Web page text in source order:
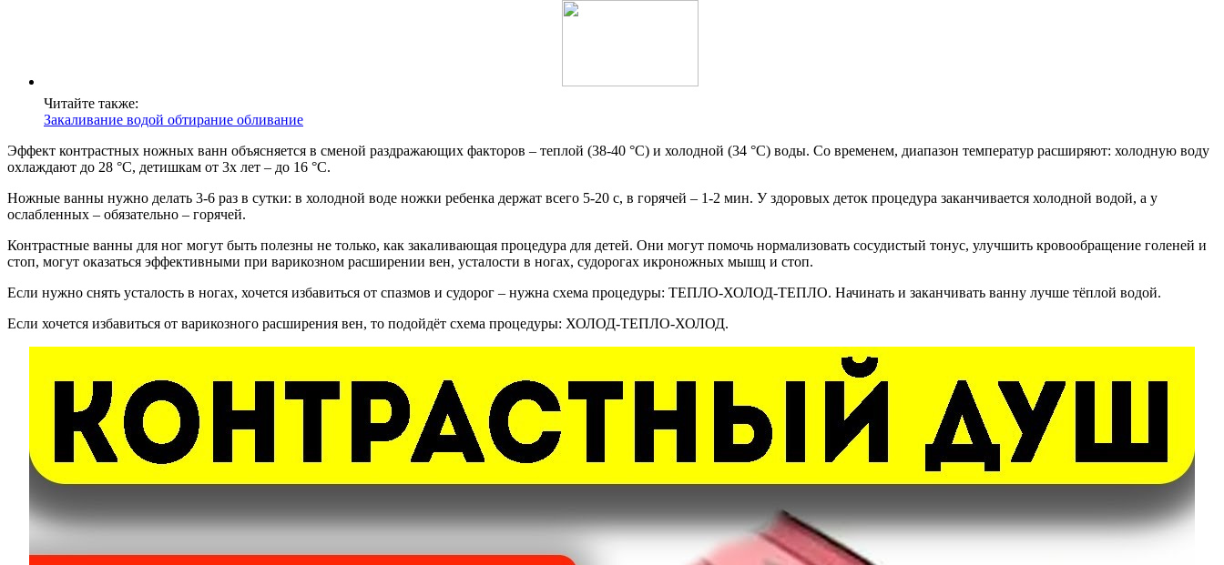
Читайте также:
Закаливание водой обтирание обливание
Эффект контрастных ножных ванн объясняется в сменой раздражающих факторов – теплой (38-40 °С) и холодной (34 °С) воды. Со временем, диапазон температур расширяют: холодную воду
охлаждают до 28 °С, детишкам от 3х лет – до 16 °С.
Ножные ванны нужно делать 3-6 раз в сутки: в холодной воде ножки ребенка держат всего 5-20 с, в горячей – 1-2 мин. У здоровых деток процедура заканчивается холодной водой, а у
ослабленных – обязательно – горячей.
Контрастные ванны для ног могут быть полезны не только, как закаливающая процедура для детей. Они могут помочь нормализовать сосудистый тонус, улучшить кровообращение голеней и
стоп, могут оказаться эффективными при варикозном расширении вен, усталости в ногах, судорогах икроножных мышц и стоп.
Если нужно снять усталость в ногах, хочется избавиться от спазмов и судорог – нужна схема процедуры: ТЕПЛО-ХОЛОД-ТЕПЛО. Начинать и заканчивать ванну лучше тёплой водой.
Если хочется избавиться от варикозного расширения вен, то подойдёт схема процедуры: ХОЛОД-ТЕПЛО-ХОЛОД.